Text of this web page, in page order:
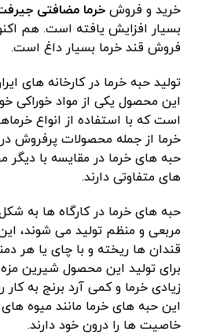
خرید و فروشخرما مضافتی
بسیار افزایش یافته است. هم
فروش قند خرما بسیار داغ است.
تولید حبه خرما در کارخانه های
این محصول یکی از مواد
است که با استفاده از انواع
خرما از جمله محصولات پرفروش
حبه های خرما در مقایسه با دیگر
های متفاوتی دارند.
حبه های خرما در کارگاه ها به
مربعی و منظم تولید می شوند،
قندان ها ریخته و با چای یا هر
برای تولید این محصول شیرین
زیادی خرما و کمی آرد برنج به
این حبه های خرما مانند میوه
خاصیت ها را درون خود دارند.